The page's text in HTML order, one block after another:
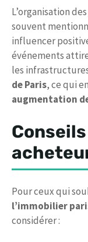
L’organisation des
souvent
influencer
événements
les
de Paris, ce qui
augmentation
Pour ceux qui
l’immobilier
considérer :